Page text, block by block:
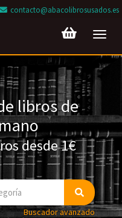
contacto@abacolibrosusados.es
libros de
desde 1€
Buscador avanzado